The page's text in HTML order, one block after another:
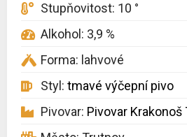
Stupňovitost: 10 °
Alkohol: 3,9 %
Forma: lahvové
Styl: tmavé výčepní pivo
Pivovar: Pivovar Krakonoš